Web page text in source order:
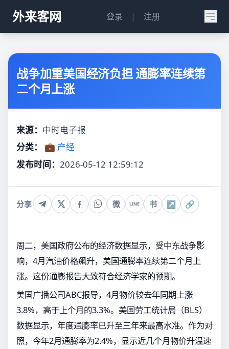
外来客网 登录 | 注册
战争加重美国经济负担 通膨率连续第
二个月上涨
来源： 中时电子报
分类：
💼 产经
发布时间： 2026-05-12 12:59:12
分享 微 LINE 书 ↗ 🔗
周二，美国政府公布的经济数据显示，受中东战争影
响，4月汽油价格飙升，美国通膨率连续第二个月上
涨。这份通膨报告大致符合经济学家的预期。
美国广播公司ABC报导，4月物价较去年同期上涨
3.8%，高于上个月的3.3%。美国劳工统计局（BLS）
数据显示，年度通膨率已升至三年来最高水准。作为对
照，今年2月通膨率为2.4%，显示近几个月物价升温速